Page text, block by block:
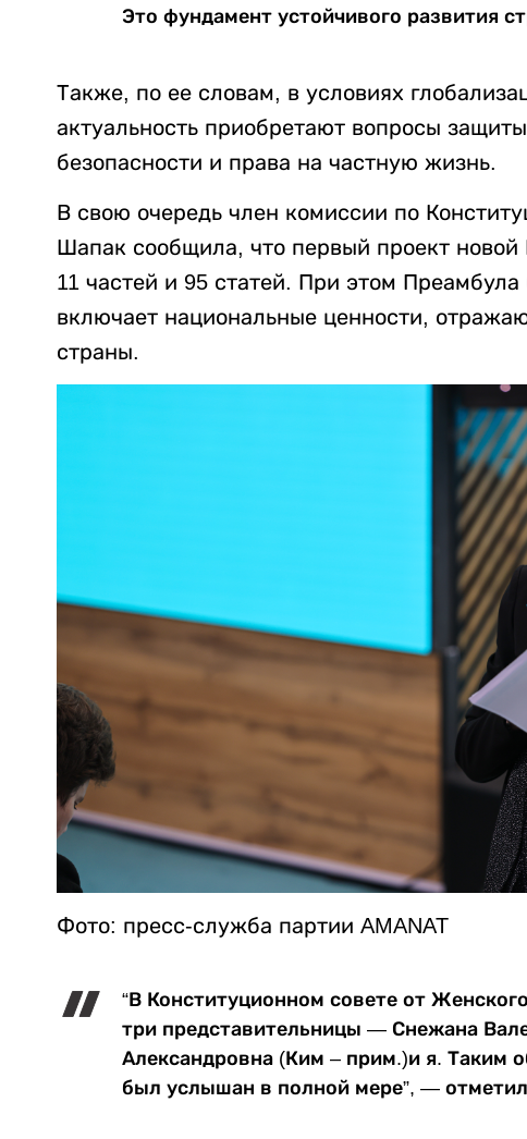
Это фундамент устойчивого развития
Также, по ее словам, в условиях
актуальность приобретают вопросы
безопасности и права на частную жизнь.
В свою очередь член комиссии по
Шапак сообщила, что первый проект новой
11 частей и 95 статей. При этом
включает национальные ценности,
страны.
Фото: пресс-служба партии AMANAT
“В Конституционном совете от
три представительницы — Снежана
Александровна (Ким – прим.)и я. Таким
был услышан в полной мере”, —